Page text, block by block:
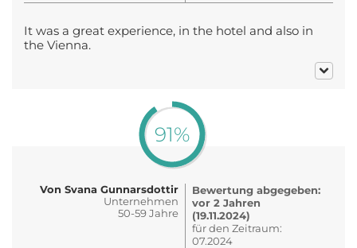
It was a great experience, in the hotel and also in
the Vienna.
91%
Von Svana Gunnarsdottir
Unternehmen
50-59 Jahre
Bewertung abgegeben:
vor 2 Jahren
(19.11.2024)
für den Zeitraum:
07.2024